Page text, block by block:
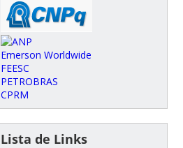
Emerson Worldwide
FEESC
PETROBRAS
CPRM
Lista de Links